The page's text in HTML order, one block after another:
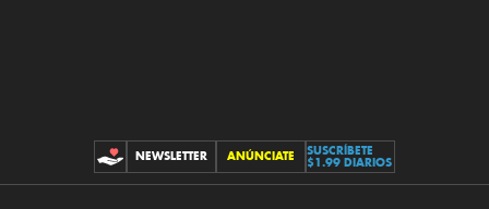
CONTRIBUCIONES
NEWSLETTER ANÚNCIATE
SUSCRÍBETE
$1.99 DIARIOS